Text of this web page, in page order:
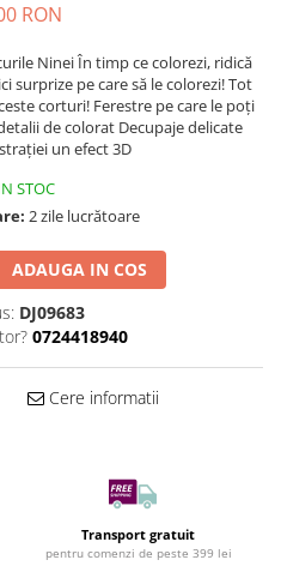
RON
Ninei În timp ce colorezi, ridică
surprize pe care să le colorezi! Tot
corturi! Ferestre pe care le poți
de colorat Decupaje delicate
un efect 3D
STOC
2 zile lucrătoare
ADAUGA IN COS
DJ09683
0724418940
Cere informatii
Transport gratuit
pentru comenzi de peste 399 lei